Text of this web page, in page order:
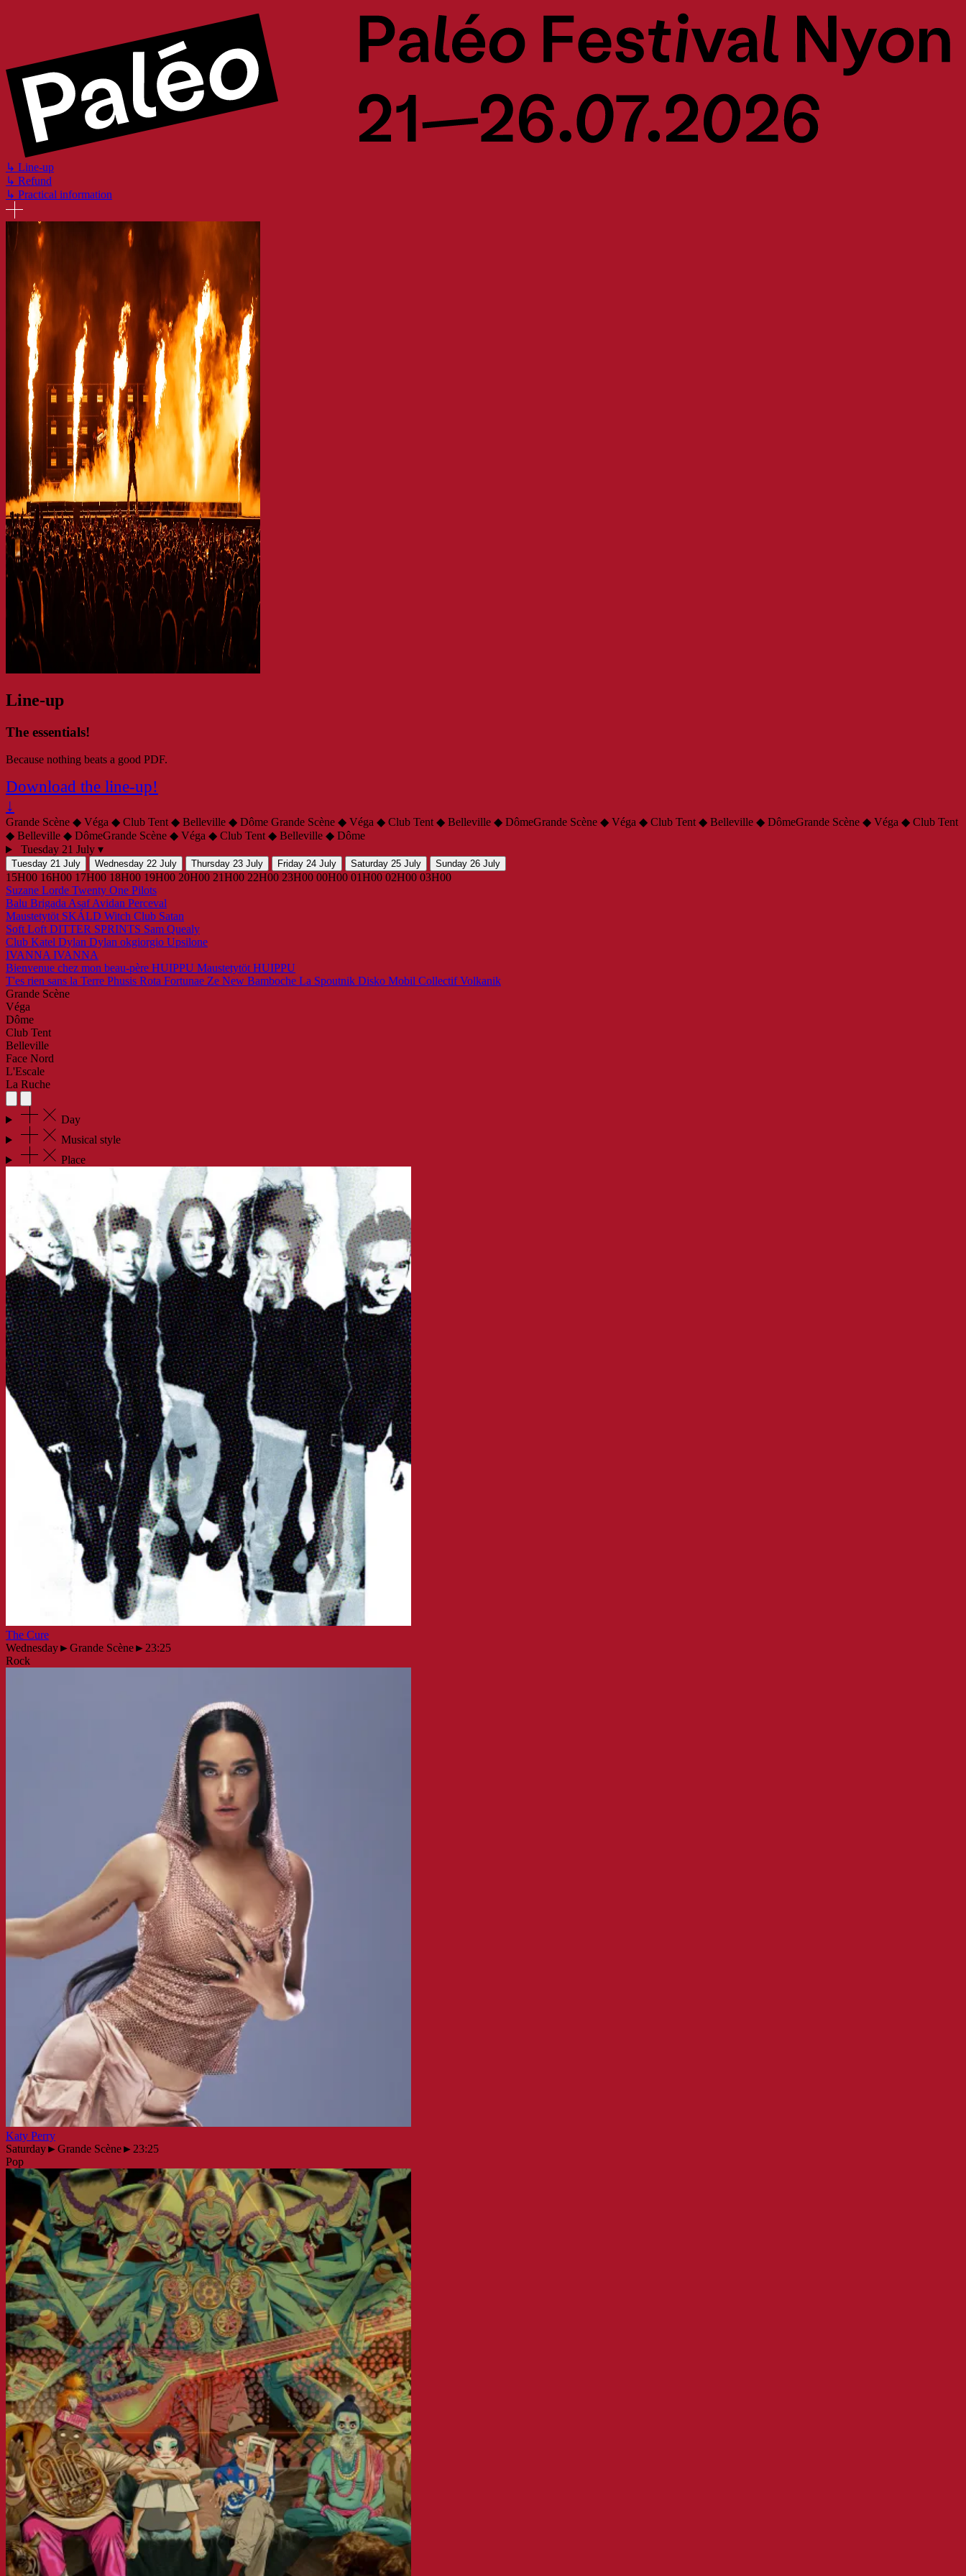
↳ Line-up
↳ Refund
↳ Practical information
Line-up
The essentials!
Because nothing beats a good PDF.
Download the line-up!
↓
Grande Scène ◆ Véga ◆ Club Tent ◆ Belleville ◆ Dôme Grande Scène ◆ Véga ◆ Club Tent ◆ Belleville ◆ DômeGrande Scène ◆ Véga ◆ Club Tent ◆ Belleville ◆ DômeGrande Scène ◆ Véga ◆ Club Tent
◆ Belleville ◆ DômeGrande Scène ◆ Véga ◆ Club Tent ◆ Belleville ◆ Dôme
Tuesday 21 July ▾
Tuesday 21 July Wednesday 22 July Thursday 23 July Friday 24 July Saturday 25 July Sunday 26 July
15H00 16H00 17H00 18H00 19H00 20H00 21H00 22H00 23H00 00H00 01H00 02H00 03H00
Suzane Lorde Twenty One Pilots
Balu Brigada Asaf Avidan Perceval
Maustetytöt SKÁLD Witch Club Satan
Soft Loft DITTER SPRINTS Sam Quealy
Club Katel Dylan Dylan okgiorgio Upsilone
IVANNA IVANNA
Bienvenue chez mon beau-père HUIPPU Maustetytöt HUIPPU
T'es rien sans la Terre Phusis Rota Fortunae Ze New Bamboche La Spoutnik Disko Mobil Collectif Volkanik
Grande Scène
Véga
Dôme
Club Tent
Belleville
Face Nord
L'Escale
La Ruche
Day
Musical style
Place
The Cure
Wednesday►Grande Scène► 23:25
Rock
Katy Perry
Saturday►Grande Scène► 23:25
Pop